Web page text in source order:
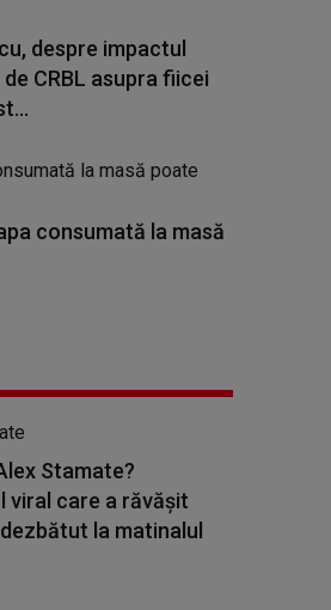
despre impactul
CRBL asupra fiicei
consumată la masă
Stamate?
viral care a răvășit
la matinalul